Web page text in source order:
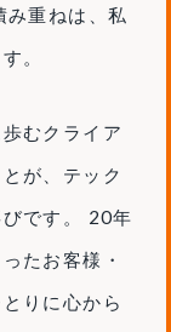
み重ねは、私
。
むクライア
が、テック
です。 20年
たお客様・
りに心から